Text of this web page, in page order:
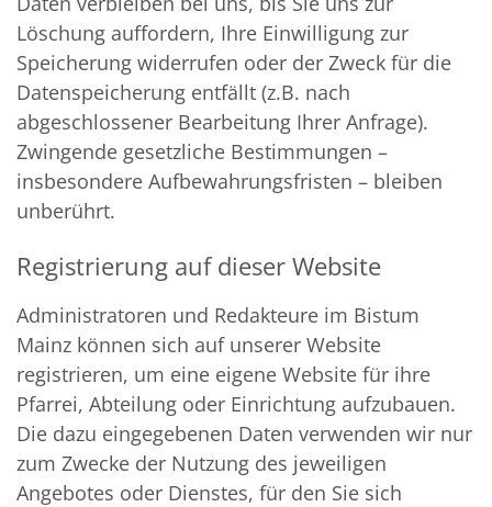
Löschung auffordern, Ihre Einwilligung zur
Speicherung widerrufen oder der Zweck für die
Datenspeicherung entfällt (z.B. nach
abgeschlossener Bearbeitung Ihrer Anfrage).
Zwingende gesetzliche Bestimmungen –
insbesondere Aufbewahrungsfristen – bleiben
unberührt.
Registrierung auf dieser Website
Administratoren und Redakteure im Bistum
Mainz können sich auf unserer Website
registrieren, um eine eigene Website für ihre
Pfarrei, Abteilung oder Einrichtung aufzubauen.
Die dazu eingegebenen Daten verwenden wir nur
zum Zwecke der Nutzung des jeweiligen
Angebotes oder Dienstes, für den Sie sich